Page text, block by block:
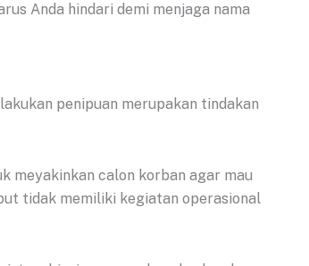
Anda hindari demi menjaga nama
penipuan merupakan tindakan
meyakinkan calon korban agar mau
tidak memiliki kegiatan operasional